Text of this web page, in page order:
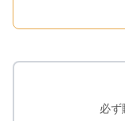
必ず